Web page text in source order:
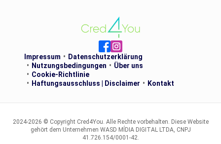
Impressum
Datenschutzerklärung
Nutzungsbedingungen
Über uns
Cookie-Richtlinie
Haftungsausschluss | Disclaimer
Kontakt
2024-2026 © Copyright Cred4You. Alle Rechte vorbehalten. Diese Website
gehört dem Unternehmen WASD MÍDIA DIGITAL LTDA, CNPJ
41.726.154/0001-42.